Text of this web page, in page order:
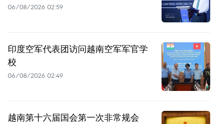
06/08/2026 02:59
印度空军代表团访问越南空军军官学
校
06/08/2026 02:49
越南第十六届国会第一次非常规会